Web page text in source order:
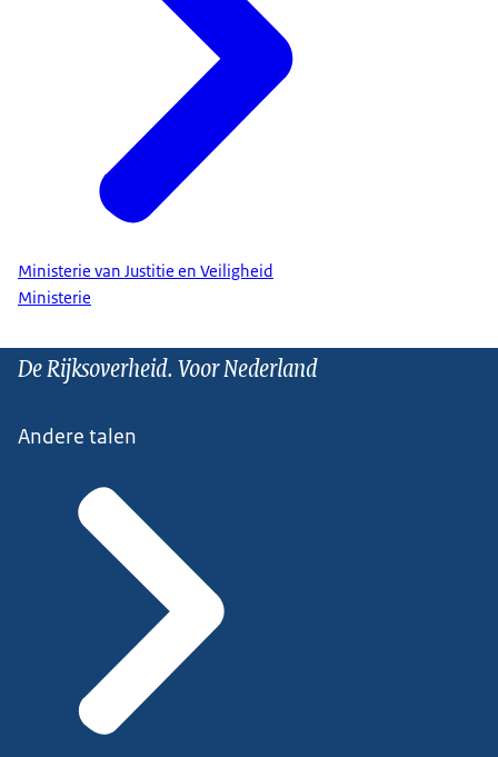
Ministerie van Justitie en Veiligheid
Ministerie
De Rijksoverheid. Voor Nederland
Andere talen